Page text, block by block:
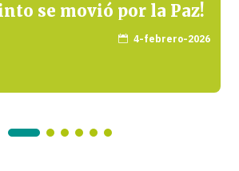
se movió por la Paz!
 4-febrero-2026